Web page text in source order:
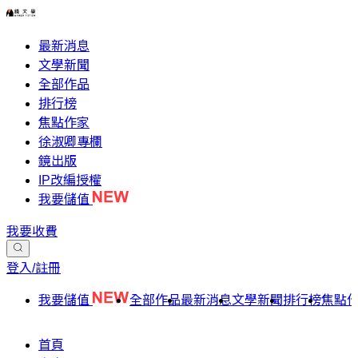
最新消息
文學新聞
全部作品
排行榜
焦點作家
徐淑卿專欄
鏡出版
IP改編授權
我要儲值
我要收費
登入/註冊
我要儲值 全部作品最新消息文學新聞排行榜焦點
首頁